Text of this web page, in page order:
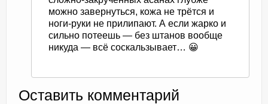
можно завернуться, кожа не трётся и
ноги-руки не прилипают. А если жарко и
сильно потеешь — без штанов вообще
никуда — всё соскальзывает… 😀
Оставить комментарий